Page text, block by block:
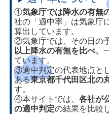
①気象庁では降水の有無
社の「適中率」は気象庁
算出しています。
②気象庁では、その日の
以上降水の有無を比べ、
ています。
③適中判定の代表地点と
ある東京都千代田区北の
す。
④本サイトでは、各社が
の適中判定の結果を比較